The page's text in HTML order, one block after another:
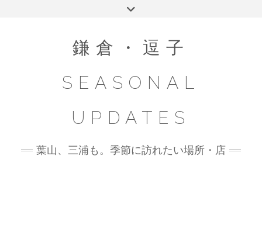
鎌倉・逗子
SEASONAL
UPDATES
葉山、三浦も。季節に訪れたい場所・店